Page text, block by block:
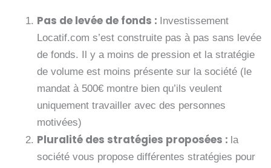
Pas de levée de fonds : Investissement
Locatif.com s’est construite pas à pas sans levée
de fonds. Il y a moins de pression et la stratégie
de volume est moins présente sur la société (le
mandat à 500€ montre bien qu’ils veulent
uniquement travailler avec des personnes
motivées)
Pluralité des stratégies proposées : la
société vous propose différentes stratégies pour